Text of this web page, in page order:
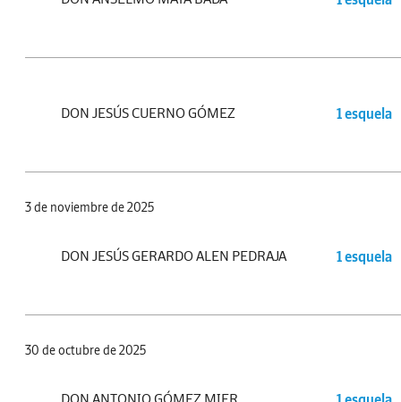
DON JESÚS CUERNO GÓMEZ 1 esquela
3 de noviembre de 2025
DON JESÚS GERARDO ALEN PEDRAJA 1 esquela
30 de octubre de 2025